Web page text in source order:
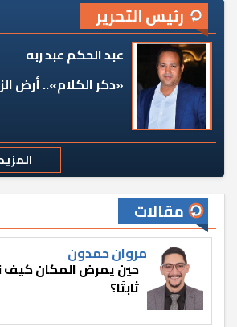
رئيس التحرير
عبد الحكم عبد ربه
«دكر الكلام».. أرض
مقالات
مروان حمدون
حين يمرض المكان كيف
ثابتًا؟